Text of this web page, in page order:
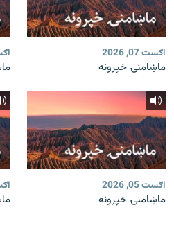
اګست 07, 2026
ماښامنۍ خپرونه
اګست 05, 2026
ماښامنۍ خپرونه